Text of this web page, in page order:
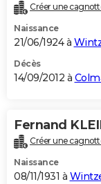
Créer une
Naissance
21/06/1924 à
Décès
14/09/2012 à
Fernand
Créer une
Naissance
08/11/1931 à